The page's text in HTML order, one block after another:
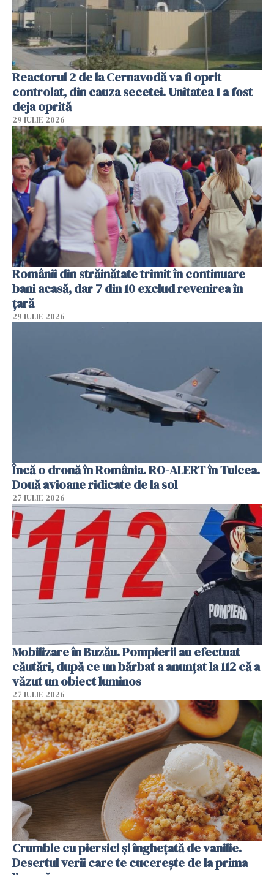
Reactorul 2 de la Cernavodă va fi oprit
controlat, din cauza secetei. Unitatea 1 a fost
deja oprită
29 IULIE 2026
Românii din străinătate trimit în continuare
bani acasă, dar 7 din 10 exclud revenirea în
țară
29 IULIE 2026
Încă o dronă în România. RO-ALERT în Tulcea.
Două avioane ridicate de la sol
27 IULIE 2026
Mobilizare în Buzău. Pompierii au efectuat
căutări, după ce un bărbat a anunțat la 112 că a
văzut un obiect luminos
27 IULIE 2026
Crumble cu piersici și înghețată de vanilie.
Desertul verii care te cucerește de la prima